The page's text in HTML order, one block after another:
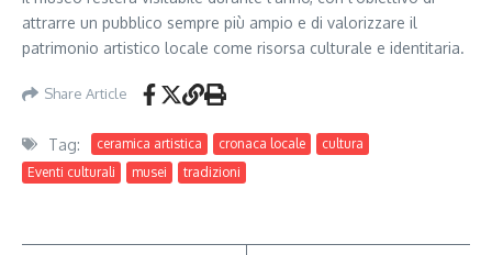
attrarre un pubblico sempre più ampio e di valorizzare il
patrimonio artistico locale come risorsa culturale e identitaria.
Share Article
Tag: ceramica artistica cronaca locale
cultura
Eventi culturali
musei tradizioni